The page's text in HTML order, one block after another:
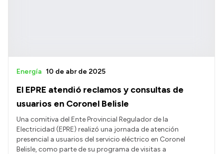
El EPRE atendió reclamos y consultas de
usuarios en Coronel Belisle
Energía 10 de abr de 2025
Una comitiva del Ente Provincial Regulador de la
Electricidad (EPRE) realizó una jornada de atención
presencial a usuarios del servicio eléctrico en Coronel
Belisle, como parte de su programa de visitas a